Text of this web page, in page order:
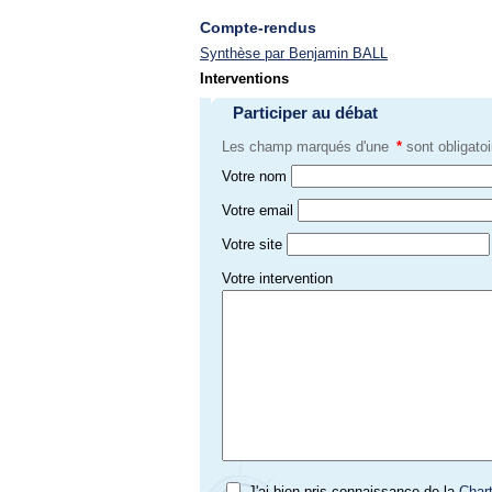
Compte-rendus
Synthèse par Benjamin BALL
Interventions
Participer au débat
Les champ marqués d'une * sont
Votre nom
Votre email
Votre site
Votre intervention